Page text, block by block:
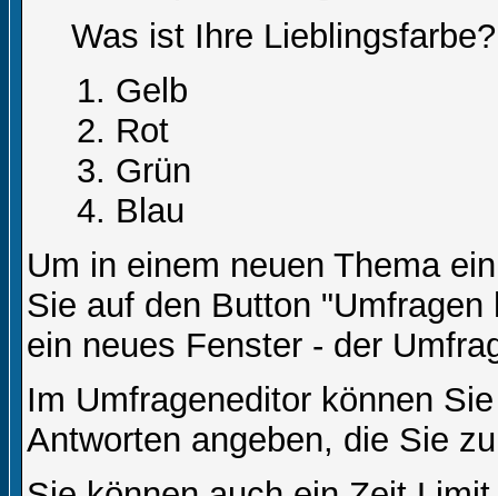
Was ist Ihre Lieblingsfarbe?
Gelb
Rot
Grün
Blau
Um in einem neuen Thema
Sie auf den Button
ein neues Fenster - der
Im Umfrageneditor können
Antworten angeben, die Sie